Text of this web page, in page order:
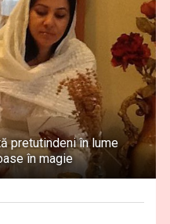
pretutindeni în lume
în magie